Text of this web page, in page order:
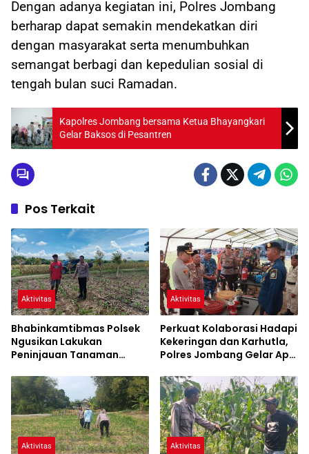
Dengan adanya kegiatan ini, Polres Jombang
berharap dapat semakin mendekatkan diri
dengan masyarakat serta menumbuhkan
semangat berbagi dan kepedulian sosial di
tengah bulan suci Ramadan.
Kapolres Jombang bersama Ketua Bhayangkari
Gelar Baksos di Pesantren
Pos Terkait
Aktivitas
Bhabinkamtibmas Polsek
Ngusikan Lakukan
Peninjauan Tanaman
Mendukung Ketahanan
Pangan
Aktivitas
Perkuat Kolaborasi Hadapi
Kekeringan dan Karhutla,
Polres Jombang Gelar Apel
Aktivitas Aktivitas